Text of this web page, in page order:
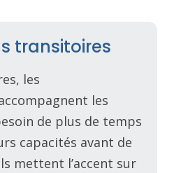
transitoires
les
les
de plus de temps
capacités avant de
mettent l’accent sur